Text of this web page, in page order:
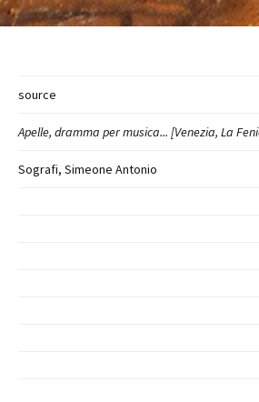
source
Apelle, dramma per musica... [Venezia, La
Sografi, Simeone Antonio